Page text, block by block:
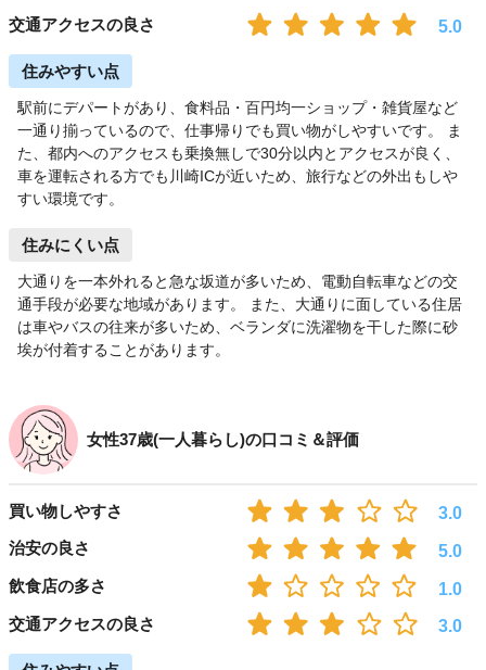
交通アクセスの良さ
5.0
住みやすい点
駅前にデパートがあり、食料品・百円均一ショップ・雑貨屋など
一通り揃っているので、仕事帰りでも買い物がしやすいです。 ま
た、都内へのアクセスも乗換無しで30分以内とアクセスが良く、
車を運転される方でも川崎ICが近いため、旅行などの外出もしや
すい環境です。
住みにくい点
大通りを一本外れると急な坂道が多いため、電動自転車などの交
通手段が必要な地域があります。 また、大通りに面している住居
は車やバスの往来が多いため、ベランダに洗濯物を干した際に砂
埃が付着することがあります。
女性37歳(一人暮らし)の口コミ＆評価
買い物しやすさ
3.0
治安の良さ
5.0
飲食店の多さ
1.0
交通アクセスの良さ
3.0